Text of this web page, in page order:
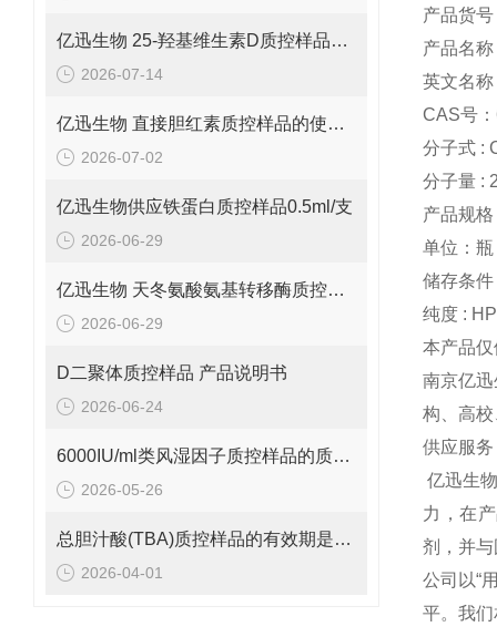
亿迅生物 25-羟基维生素D质控样品的浓度是多少呢？
2026-07-14
亿迅生物 直接胆红素质控样品的使用方法
2026-07-02
亿迅生物供应铁蛋白质控样品0.5ml/支
2026-06-29
亿迅生物 天冬氨酸氨基转移酶质控样品的质控靶值是多少呢？
2026-06-29
D二聚体质控样品 产品说明书
2026-06-24
6000IU/ml类风湿因子质控样品的质控范围是多少呢？
2026-05-26
总胆汁酸(TBA)质控样品的有效期是多久呢？
2026-04-01
产品货
产品名称
英文名
CAS号
分子式 :
分子量 :
产品规
单位：瓶
储存条件
纯度 :
本产品仅
南京亿
构、高
供应服
亿迅生
力，在
剂，并
公司以“
平。我